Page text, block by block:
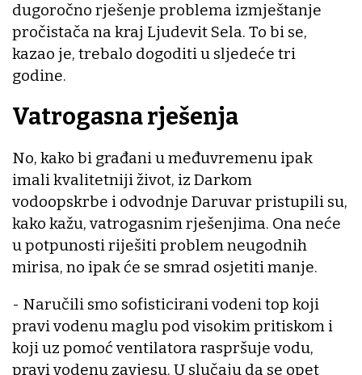
dugoročno rješenje problema izmještanje
pročistača na kraj Ljudevit Sela. To bi se,
kazao je, trebalo dogoditi u sljedeće tri
godine.
Vatrogasna rješenja
No, kako bi građani u međuvremenu ipak
imali kvalitetniji život, iz Darkom
vodoopskrbe i odvodnje Daruvar pristupili su,
kako kažu, vatrogasnim rješenjima. Ona neće
u potpunosti riješiti problem neugodnih
mirisa, no ipak će se smrad osjetiti manje.
- Naručili smo sofisticirani vodeni top koji
pravi vodenu maglu pod visokim pritiskom i
koji uz pomoć ventilatora raspršuje vodu,
pravi vodenu zavjesu. U slučaju da se opet